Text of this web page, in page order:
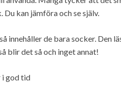
kan jämföra och se själv.
de bara socker. Den
blir det så och inget annat!
i god tid